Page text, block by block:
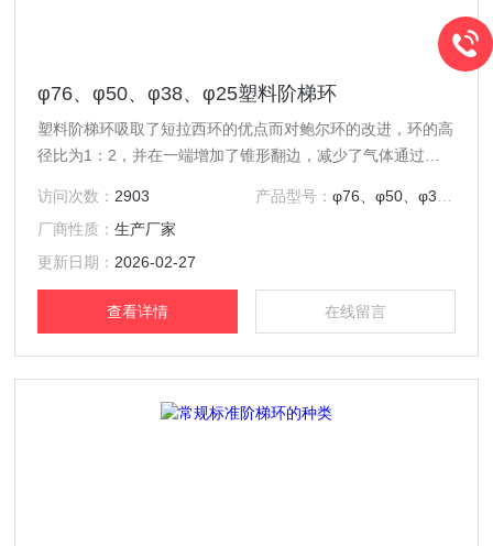
φ76、φ50、φ38、φ25塑料阶梯环
塑料阶梯环吸取了短拉西环的优点而对鲍尔环的改进，环的高
径比为1：2，并在一端增加了锥形翻边，减少了气体通过床
气液分布均匀，增加了气液接触面积而提高了传质效率。
访问次数： 2903 产品型号： φ76、φ50、φ38、φ25
厂商性质：生产厂家
更新日期： 2026-02-27
查看详情 在线留言